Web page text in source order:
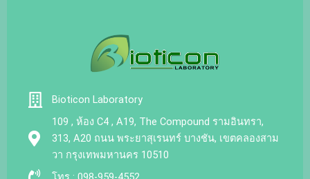
Bioticon Laboratory
109 , ห้อง C4 , A19, The Compound รามอินทรา,
313, A20 ถนน พระยาสุเรนทร์ บางชัน, เขตคลองสาม
วา กรุงเทพมหานคร 10510